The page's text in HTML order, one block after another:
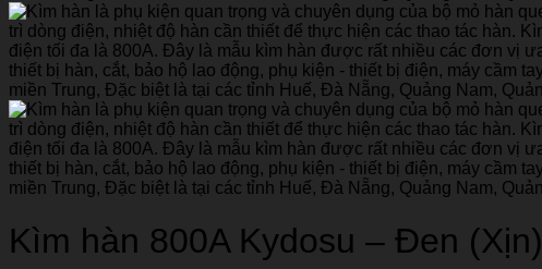
Kìm hàn 800A Kydosu – Đen (Xịn)